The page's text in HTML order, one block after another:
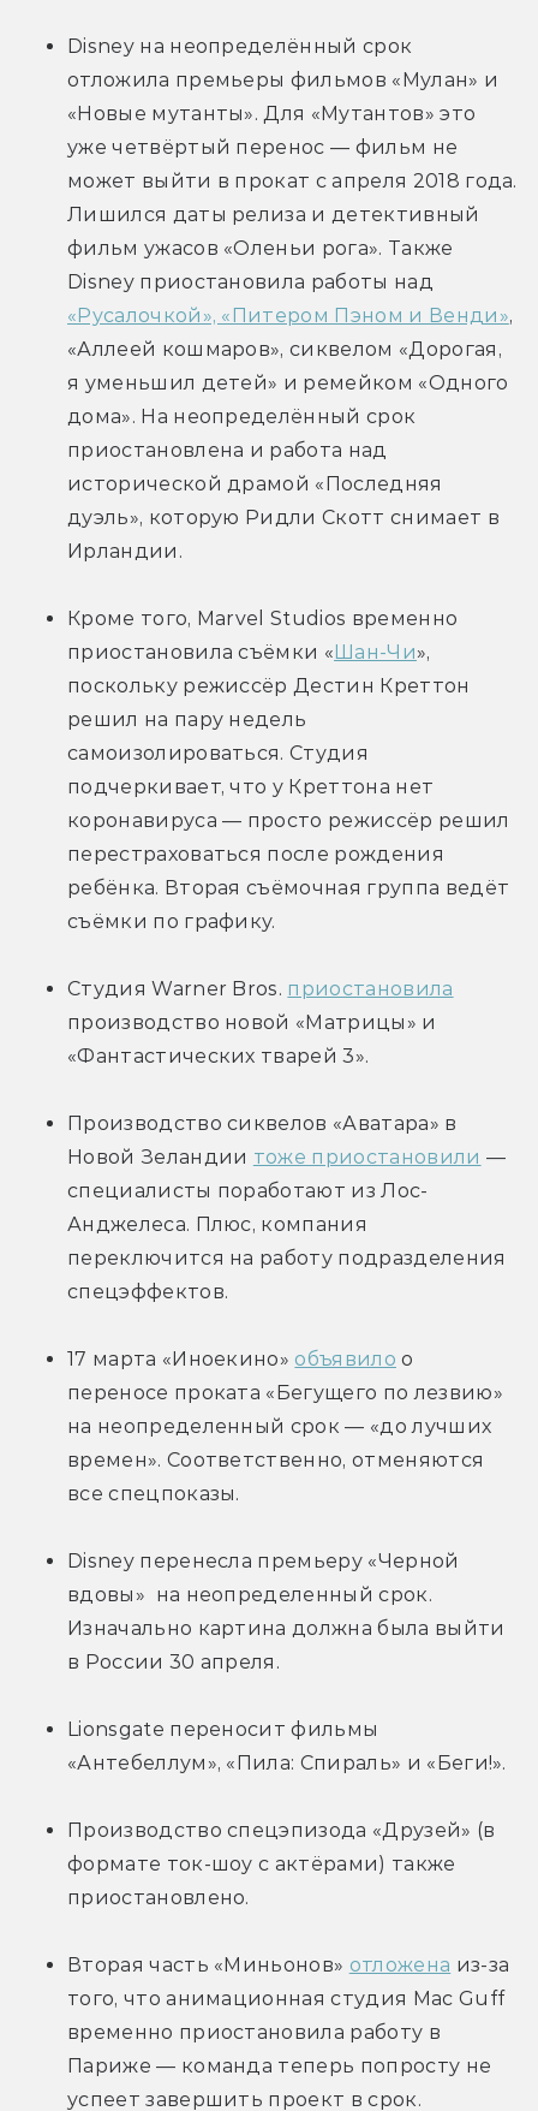
Disney на неопределённый срок
отложила премьеры фильмов «Мулан» и
«Новые мутанты». Для «Мутантов» это
уже четвёртый перенос — фильм не
может выйти в прокат с апреля 2018 года.
Лишился даты релиза и детективный
фильм ужасов «Оленьи рога». Также
«Русалочкой», «Питером Пэном и Венди»,
«Аллеей кошмаров», сиквелом «Дорогая,
я уменьшил детей» и ремейком «Одного
дома». На неопределённый срок
приостановлена и работа над
исторической драмой «Последняя
дуэль», которую Ридли Скотт снимает в
Ирландии.
Кроме того, Marvel Studios временно
приостановила съёмки «Шан-Чи»,
поскольку режиссёр Дестин Креттон
решил на пару недель
самоизолироваться. Студия
подчеркивает, что у Креттона нет
коронавируса — просто режиссёр решил
перестраховаться после рождения
ребёнка. Вторая съёмочная группа ведёт
съёмки по графику.
Студия Warner Bros. приостановила
производство новой «Матрицы» и
«Фантастических тварей 3».
Производство сиквелов «Аватара» в
Новой Зеландии тоже приостановили —
специалисты поработают из Лос-
Анджелеса. Плюс, компания
переключится на работу подразделения
спецэффектов.
17 марта «Иноекино» объявило о
переносе проката «Бегущего по лезвию»
на неопределенный срок — «до лучших
времен». Соответственно, отменяются
все спецпоказы.
Disney перенесла премьеру «Черной
вдовы»  на неопределенный срок.
Изначально картина должна была выйти
в России 30 апреля.
Lionsgate переносит фильмы
«Антебеллум», «Пила: Спираль» и «Беги!».
Производство спецэпизода «Друзей» (в
формате ток-шоу с актёрами) также
приостановлено.
Вторая часть «Миньонов» отложена из-за
того, что анимационная студия Mac Guff
временно приостановила работу в
Париже — команда теперь попросту не
успеет завершить проект в срок.